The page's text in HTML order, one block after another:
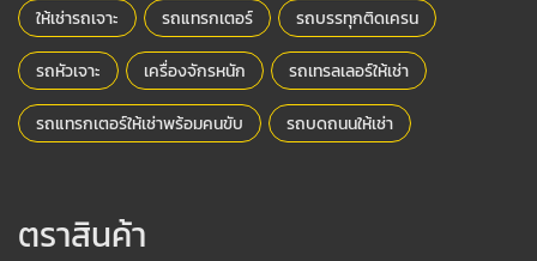
ให้เช่ารถเจาะ รถแทรกเตอร์ รถบรรทุกติดเครน
รถหัวเจาะ เครื่องจักรหนัก รถเทรลเลอร์ให้เช่า
รถแทรกเตอร์ให้เช่าพร้อมคนขับ รถบดถนนให้เช่า
ตราสินค้า